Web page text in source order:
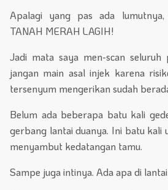
Apalagi yang pas ada
TANAH MERAH LAGIH!
Jadi mata saya men-scan seluruh
jangan main asal injek karena
tersenyum mengerikan sudah
Belum ada beberapa batu kali
gerbang lantai duanya. Ini batu kali
menyambut kedatangan tamu.
Sampe juga intinya. Ada apa di